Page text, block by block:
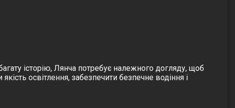
історію, Лянча потребує належного догляду, щоб
освітлення, забезпечити безпечне водіння і